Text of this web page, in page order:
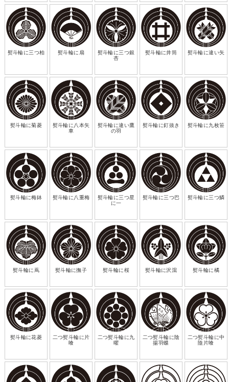
熨斗輪に三つ柏 熨斗輪に扇
熨斗輪に三つ銀
杏
熨斗輪に井筒 熨斗輪に違い矢
熨斗輪に菊菱
熨斗輪に八本矢
車
熨斗輪に違い鷹
の羽
熨斗輪に釘抜き 熨斗輪に九枚笹
熨斗輪に梅鉢 熨斗輪に八重梅
熨斗輪に三つ星
に一
熨斗輪に三つ巴 熨斗輪に三つ鱗
熨斗輪に蔦 熨斗輪に撫子 熨斗輪に桜 熨斗輪に沢瀉 熨斗輪に橘
熨斗輪に花菱
二つ熨斗輪に片
喰
二つ熨斗輪に九
曜
二つ熨斗輪に陰
揚羽蝶
二つ熨斗輪に中
陰片喰